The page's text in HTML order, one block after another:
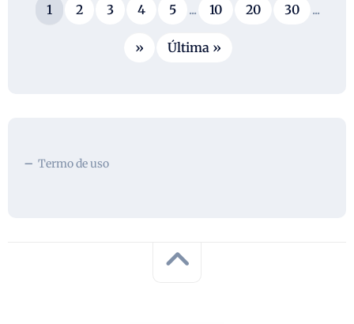
1 2 3 4 5 ... 10 20 30 ...
» Última »
Termo de uso